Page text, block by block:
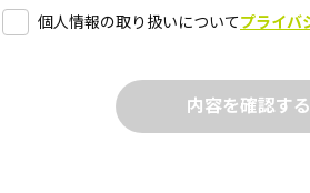
個人情報の取り扱いについてプライバ